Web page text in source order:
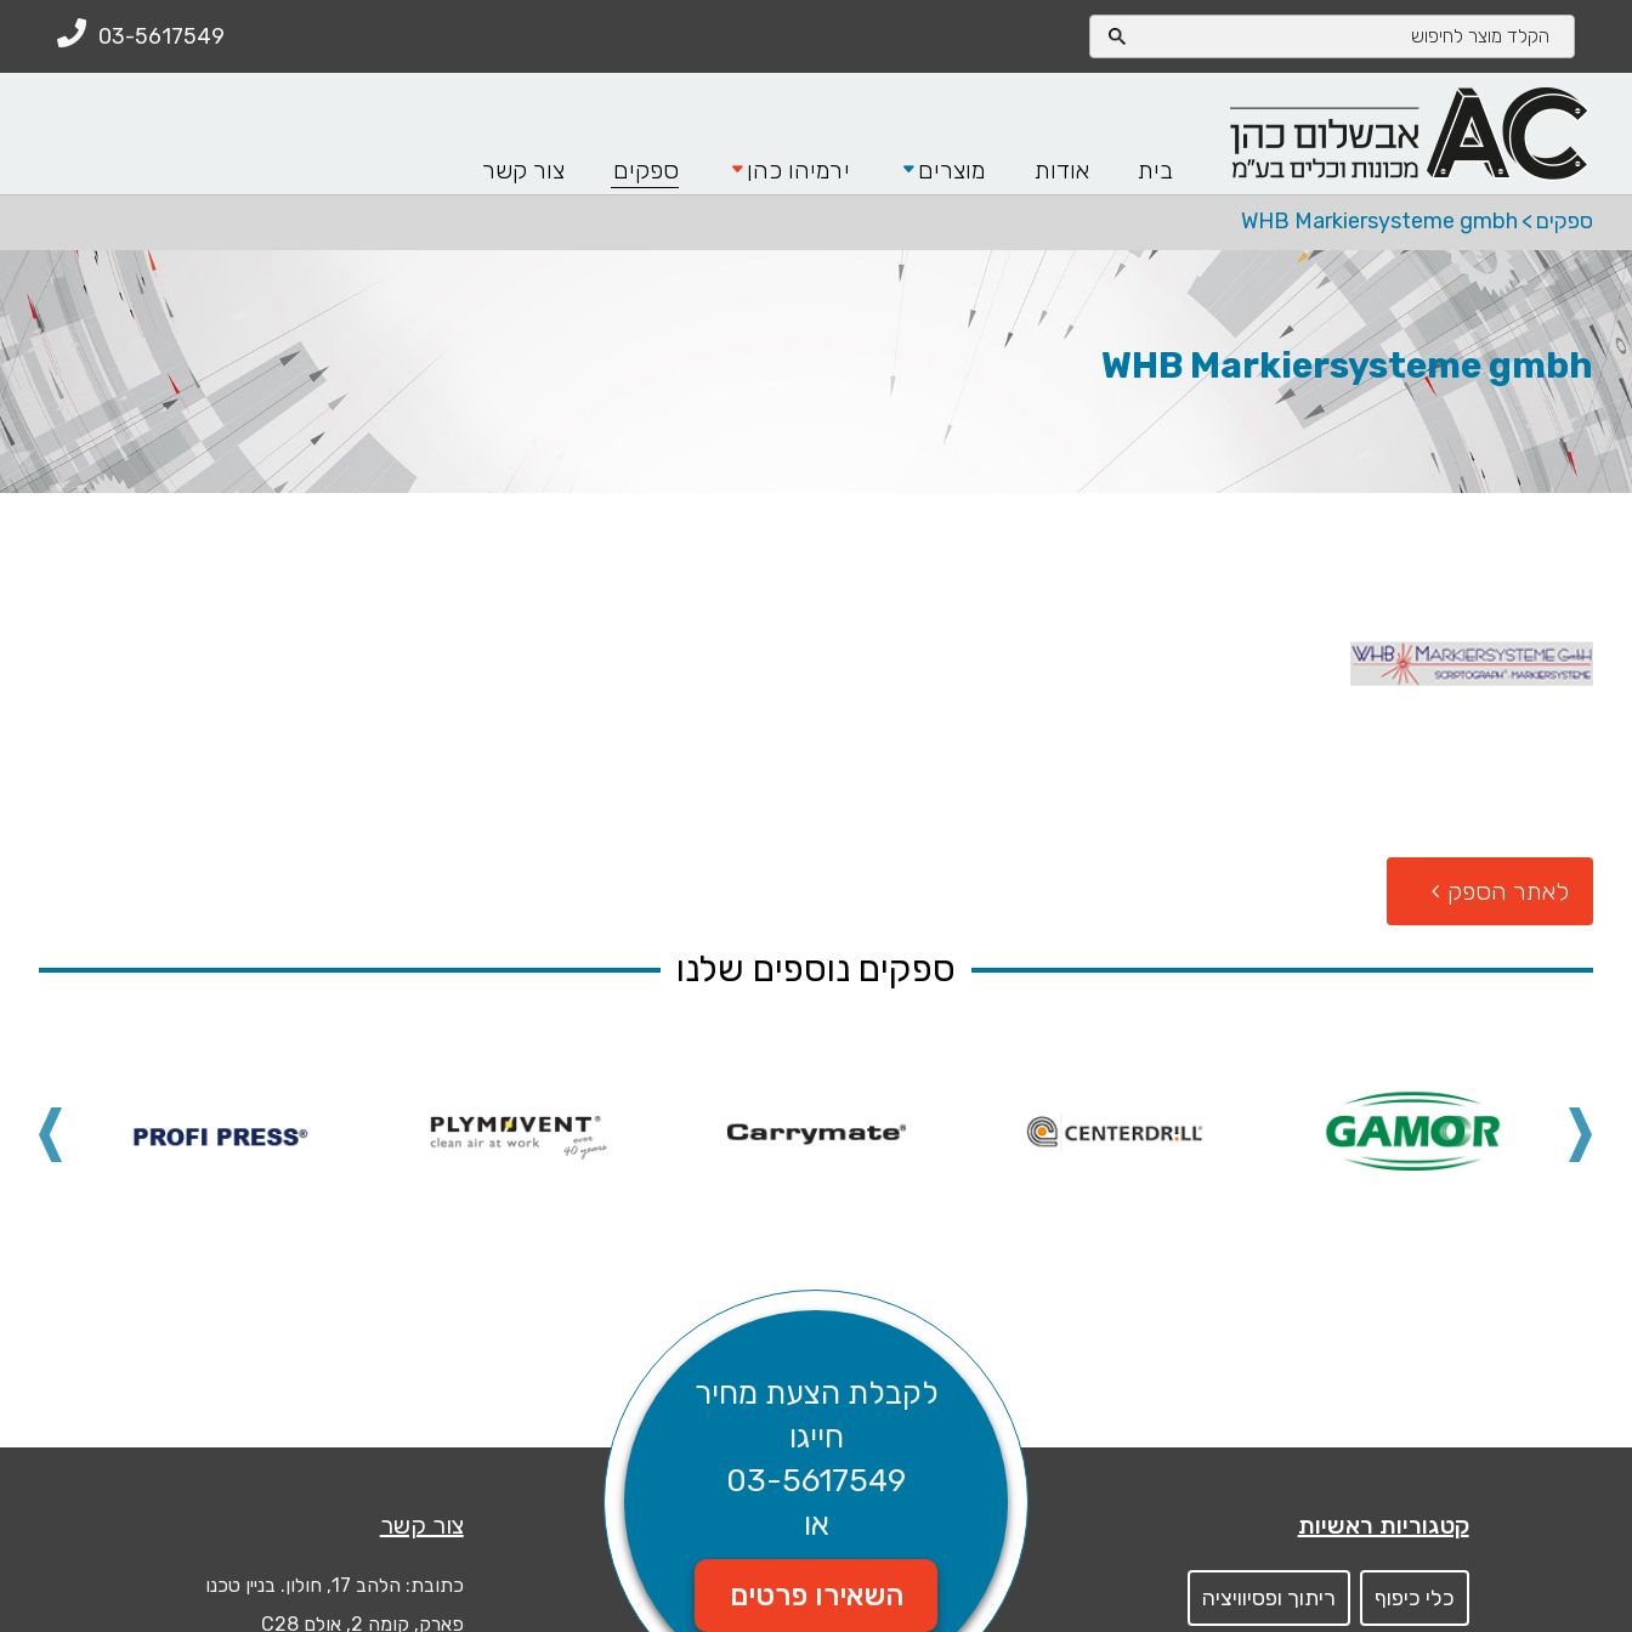
03-5617549
בית אודות מוצרים ירמיהו כהן ספקים צור קשר
ספקים >
WHB Markiersysteme gmbh
WHB Markiersysteme gmbh
לאתר הספק
ספקים נוספים שלנו
לקבלת הצעת מחיר
חייגו
03-5617549
או
השאירו פרטים
קטגוריות ראשיות
כלי כיפוף ריתוך ופסיוויציה
צור קשר
כתובת: הלהב 17, חולון. בניין טכנו
פארק, קומה 2, אולם C28